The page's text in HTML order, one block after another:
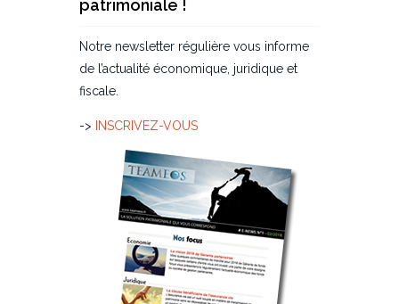
patrimoniale !
Notre newsletter régulière vous informe
de l’actualité économique, juridique et
fiscale.
-> INSCRIVEZ-VOUS